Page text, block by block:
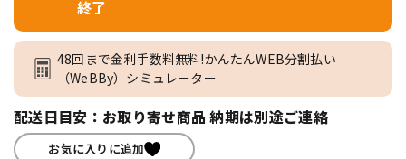
終了
48回まで金利手数料無料!かんたんWEB分割払い
（WeBBy）シミュレーター
配送日目安：お取り寄せ商品 納期は別途ご連絡
お気に入りに追加